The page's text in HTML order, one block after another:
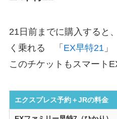
21日前までに購入すると
く乗れる 「 EX早特21
このチケットもスマート
エクスプレス予約＋JRの料金